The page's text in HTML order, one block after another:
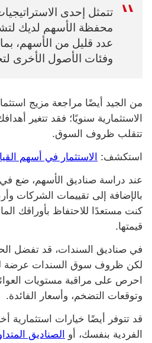
تتمثل إحدى
محفظة الأسهم لديك
عدد قليل من الأسهم،
وفئات الأصول الأخرى
من الجيد أيضًا مراجعة مزيج
الاستثمارية سنويًا؛ فقد تتغير
تتقلب ظروف السوق.
استكشف:
الاستثمار في أسهم
عند دراسة صناديق الأسهم، ضع
بالإضافة إلى تقييمات الشركات
كنت مستعدًا للاحتفاظ بأوراقك
قيمتها.
في صناديق السندات، قد تفضل
لكن ظروف سوق السندات عرضة
احرص على مراقبة مستويات
وتوقعات التضخم، وأسعار الفائدة.
قد تتوفر أيضًا خيارات استثمارية
الفردية بنفسك، أو الصناديق